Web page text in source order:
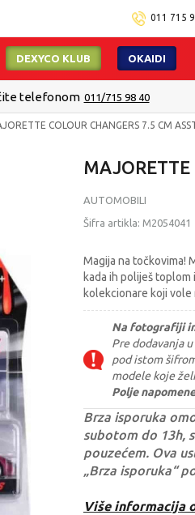
011 715
DEXYCO KLUB OKAIDI
telefonom 011/715 98 40
COLOUR CHANGERS 7.5 CM
MAJORETTE
AUTOMOBILI
Šifra artikla: M2054041
Magija na točkovima!
kada ih poliješ
kolekcionare koji
Na fotografiji
Pre dodavanja
pod istom
modele koje
Polje
Brza isporuka
subotom do 13h,
pouzećem. Ova
„Brza isporuka“
Više informacija